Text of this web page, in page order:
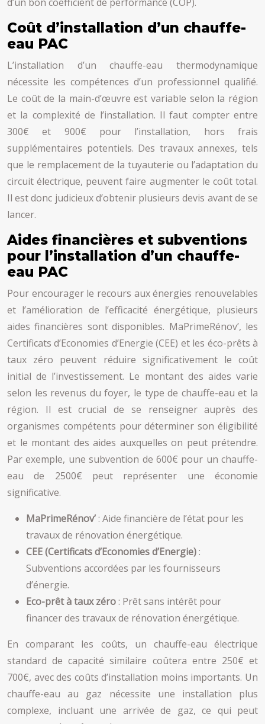
Coût d’installation d’un chauffe-
eau PAC
L’installation d’un chauffe-eau thermodynamique
nécessite les compétences d’un professionnel qualifié.
Le coût de la main-d’œuvre est variable selon la région
et la complexité de l’installation. Il faut compter entre
300€ et 900€ pour l’installation, hors frais
supplémentaires potentiels. Des travaux annexes, tels
que le remplacement de la tuyauterie ou l’adaptation du
circuit électrique, peuvent faire augmenter le coût total.
Il est donc judicieux d’obtenir plusieurs devis avant de se
lancer.
Aides financières et subventions
pour l’installation d’un chauffe-
eau PAC
Pour encourager le recours aux énergies renouvelables
et l’amélioration de l’efficacité énergétique, plusieurs
aides financières sont disponibles. MaPrimeRénov’, les
Certificats d’Economies d’Energie (CEE) et les éco-prêts à
taux zéro peuvent réduire significativement le coût
initial de l’investissement. Le montant des aides varie
selon les revenus du foyer, le type de chauffe-eau et la
région. Il est crucial de se renseigner auprès des
organismes compétents pour déterminer son éligibilité
et le montant des aides auxquelles on peut prétendre.
Par exemple, une subvention de 600€ pour un chauffe-
eau de 2500€ peut représenter une économie
significative.
MaPrimeRénov’ : Aide financière de l’état pour les
travaux de rénovation énergétique.
CEE (Certificats d’Economies d’Energie) :
Subventions accordées par les fournisseurs
d’énergie.
Eco-prêt à taux zéro : Prêt sans intérêt pour
financer des travaux de rénovation énergétique.
En comparant les coûts, un chauffe-eau électrique
standard de capacité similaire coûtera entre 250€ et
700€, avec des coûts d’installation moins importants. Un
chauffe-eau au gaz nécessite une installation plus
complexe, incluant une arrivée de gaz, ce qui peut